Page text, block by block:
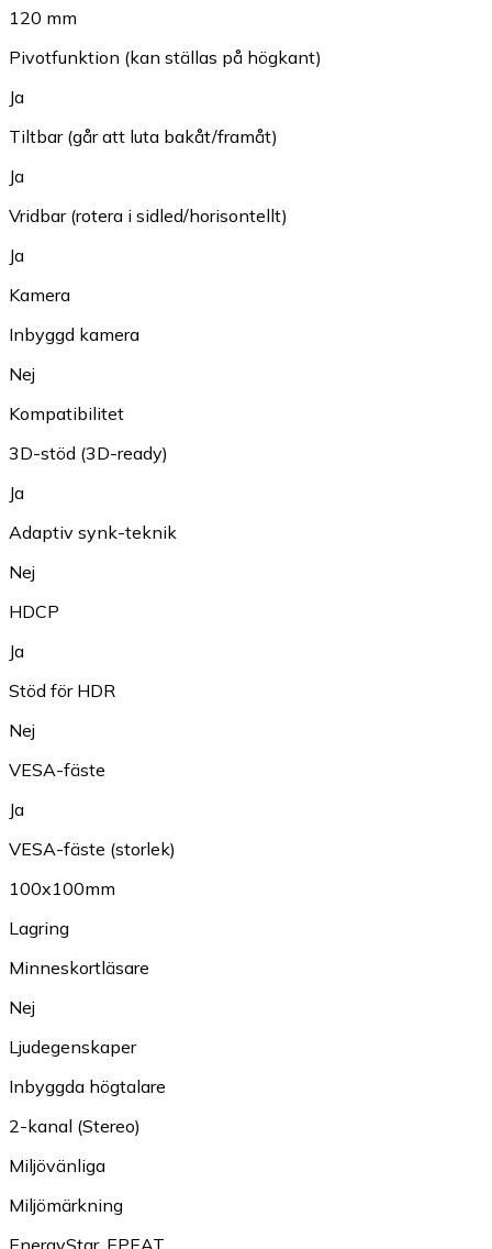
120 mm
Pivotfunktion (kan ställas på högkant)
Ja
Tiltbar (går att luta bakåt/framåt)
Ja
Vridbar (rotera i sidled/horisontellt)
Ja
Kamera
Inbyggd kamera
Nej
Kompatibilitet
3D-stöd (3D-ready)
Ja
Adaptiv synk-teknik
Nej
HDCP
Ja
Stöd för HDR
Nej
VESA-fäste
Ja
VESA-fäste (storlek)
100x100mm
Lagring
Minneskortläsare
Nej
Ljudegenskaper
Inbyggda högtalare
2-kanal (Stereo)
Miljövänliga
Miljömärkning